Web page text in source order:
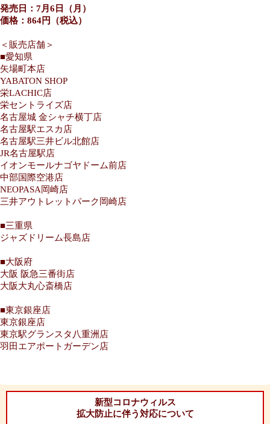
発売日：7月6日（月）
価格：864円（税込）
＜販売店舗＞
■愛知県
矢場町本店
YABATON SHOP
栄LACHIC店
栄セントライズ店
名古屋城 金シャチ横丁店
名古屋駅エスカ店
名古屋駅三井ビル北館店
JR名古屋駅店
イオンモールナゴヤドーム前店
中部国際空港店
NEOPASA岡崎店
三井アウトレットパーク岡崎店
■三重県
ジャズドリーム長島店
■大阪府
大阪 阪急三番街店
大阪大丸心斎橋店
■東京銀座店
東京銀座店
東京駅グランスタ八重洲店
羽田エアポートガーデン店
新型コロナウィルス
拡大防止に伴う対応について